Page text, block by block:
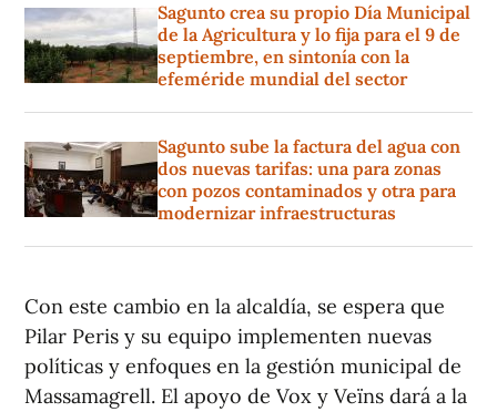
Sagunto crea su propio Día Municipal
de la Agricultura y lo fija para el 9 de
septiembre, en sintonía con la
efeméride mundial del sector
Sagunto sube la factura del agua con
dos nuevas tarifas: una para zonas
con pozos contaminados y otra para
modernizar infraestructuras
Con este cambio en la alcaldía, se espera que
Pilar Peris y su equipo implementen nuevas
políticas y enfoques en la gestión municipal de
Massamagrell. El apoyo de Vox y Veïns dará a la